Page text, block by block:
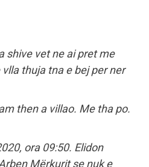
shive vet ne ai pret me
thuja tna e bej per ner
then a villao. Me tha po.
ora 09:50. Elidon
Mërkurit se nuk e